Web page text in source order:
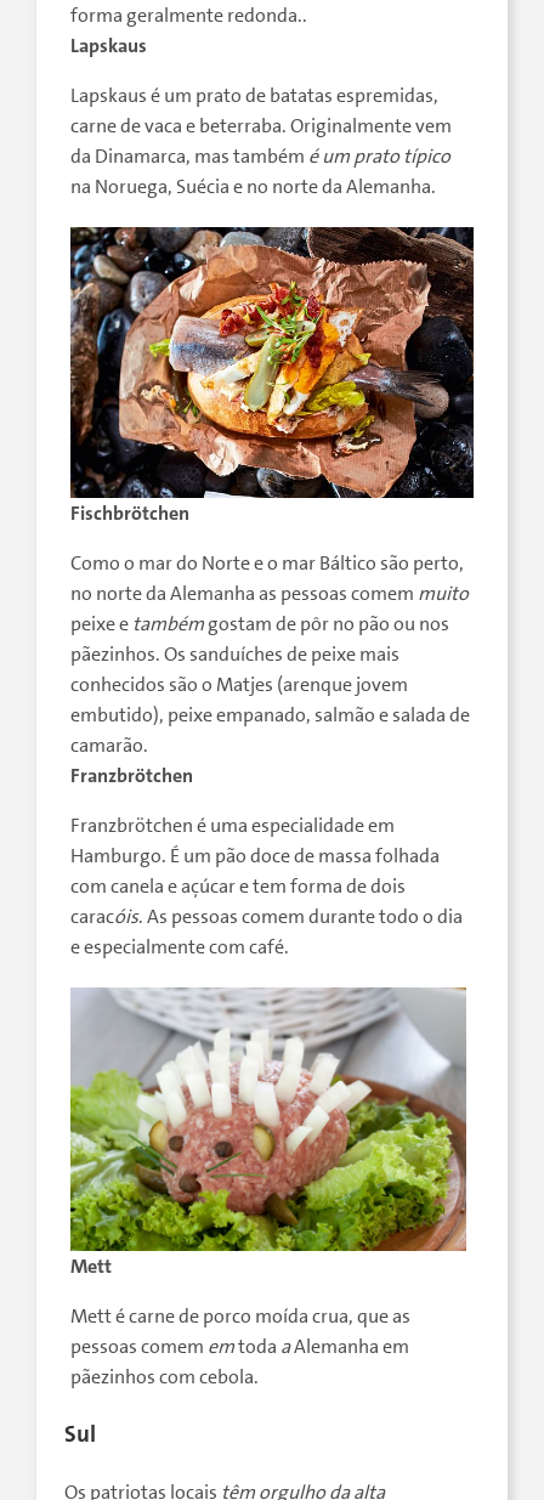
forma geralmente redonda..
Lapskaus
Lapskaus é um prato de batatas espremidas,
carne de vaca e beterraba. Originalmente vem
da Dinamarca, mas também é um prato típico
na Noruega, Suécia e no norte da Alemanha.
Fischbrötchen
Como o mar do Norte e o mar Báltico são perto,
no norte da Alemanha as pessoas comem muito
peixe e tambémgostam de pôr no pão ou nos
pãezinhos. Os sanduíches de peixe mais
conhecidos são o Matjes (arenque jovem
embutido), peixe empanado, salmão e salada de
camarão.
Franzbrötchen
Franzbrötchen é uma especialidade em
Hamburgo. É um pão doce de massa folhada
com canela e açúcar e tem forma de dois
caracóis. As pessoas comem durante todo o dia
e especialmente com café.
Mett
Mett é carne de porco moída crua, que as
pessoas comem emtoda aAlemanha em
pãezinhos com cebola.
Sul
Os patriotas locais têm orgulho da alta